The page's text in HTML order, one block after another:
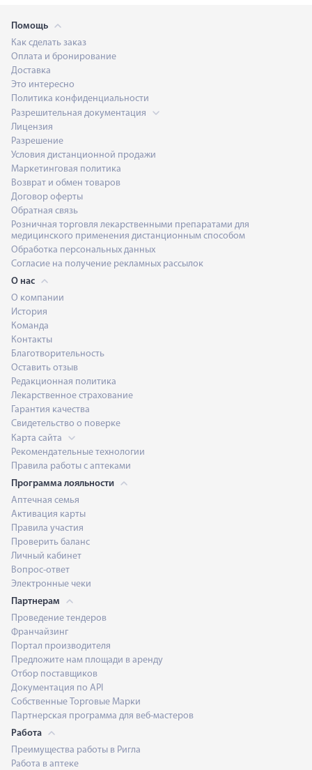
Помощь
Как сделать заказ
Оплата и бронирование
Доставка
Это интересно
Политика конфиденциальности
Разрешительная документация
Лицензия
Разрешение
Условия дистанционной продажи
Маркетинговая политика
Возврат и обмен товаров
Договор оферты
Обратная связь
Розничная торговля лекарственными препаратами для
медицинского применения дистанционным способом
Обработка персональных данных
Согласие на получение рекламных рассылок
О нас
О компании
История
Команда
Контакты
Благотворительность
Оставить отзыв
Редакционная политика
Лекарственное страхование
Гарантия качества
Свидетельство о поверке
Карта сайта
Рекомендательные технологии
Правила работы с аптеками
Программа лояльности
Аптечная семья
Активация карты
Правила участия
Проверить баланс
Личный кабинет
Вопрос-ответ
Электронные чеки
Партнерам
Проведение тендеров
Франчайзинг
Портал производителя
Предложите нам площади в аренду
Отбор поставщиков
Документация по API
Собственные Торговые Марки
Партнерская программа для веб-мастеров
Работа
Преимущества работы в Ригла
Работа в аптеке